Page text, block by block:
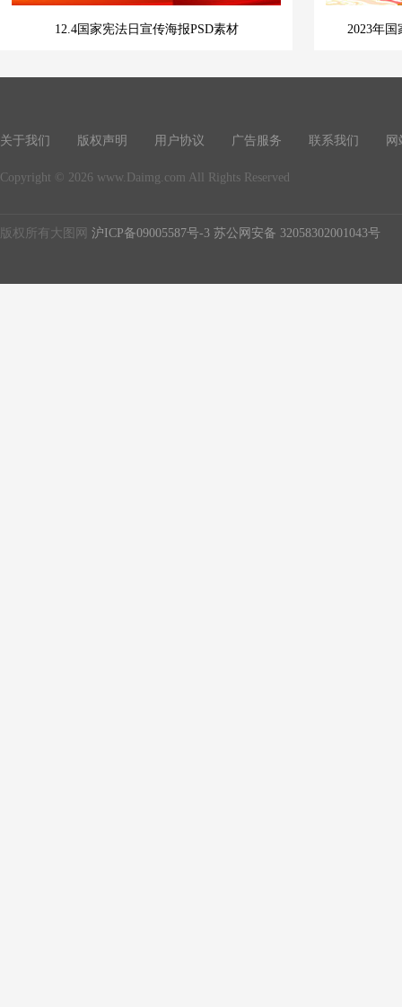
12.4国家宪法日宣传海报PSD素材 2023年
关于我们 版权声明 用户协议 广告服务 联系我们 网
Copyright © 2026 www.Daimg.com All Rights Reserved
版权所有大图网 沪ICP备09005587号-3 苏公网安备 32058302001043号